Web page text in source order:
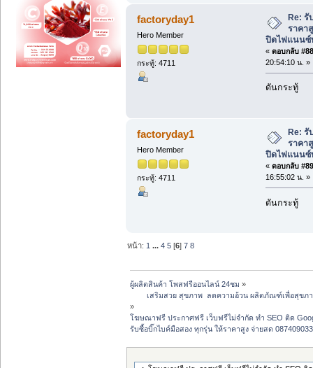
factoryday1
Hero Member
กระทู้: 4711
Re: รั
ราคา
ปิดไฟแนนซ์
« ตอบกลับ
20:54:10 น. »
ดันกระทู้
factoryday1
Hero Member
กระทู้: 4711
Re: รั
ราคา
ปิดไฟแนนซ์
« ตอบกลับ
16:55:02 น. »
ดันกระทู้
หน้า: 1 ...4 5 [6]7 8
ผู้ผลิตสินค้า โพสฟรีออนไลน์ 24ชม »
เสริมสวย สุขภาพ  ลดความอ้วน ผลิตภัณฑ์เพื่อสุขภ
»
โฆษณาฟรี ประกาศฟรี เว็บฟรีไม่จำกัด ทำ SEO ติด
รับซื้อบิ๊กไบค์มือสอง ทุกรุ่น ให้ราคาสูง จ่ายสด